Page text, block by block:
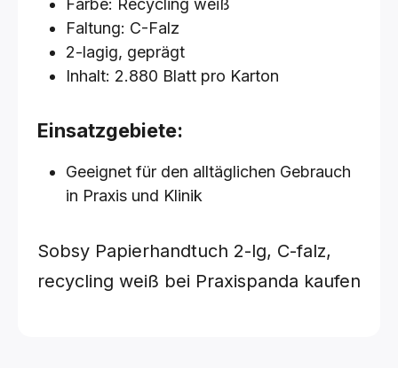
Farbe: Recycling weiß
Faltung: C-Falz
2-lagig, geprägt
Inhalt: 2.880 Blatt pro Karton
Einsatzgebiete:
Geeignet für den alltäglichen Gebrauch
in Praxis und Klinik
Sobsy Papierhandtuch 2-lg, C-falz,
recycling weiß bei Praxispanda kaufen